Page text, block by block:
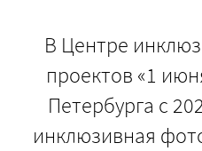
В Центре
проектов «1
Петербурга с
инклюзивная